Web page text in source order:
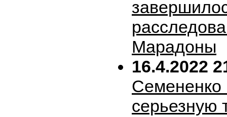
Марадоны
16.4.2022
Семененко
серьезную